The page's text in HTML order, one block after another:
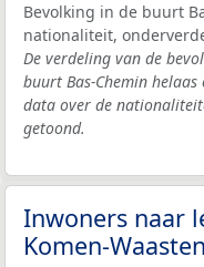
Bevolking in de buurt
nationaliteit,
De verdeling van de
buurt Bas-Chemin
data over de
getoond.
Inwoners naar
Komen-Waasten